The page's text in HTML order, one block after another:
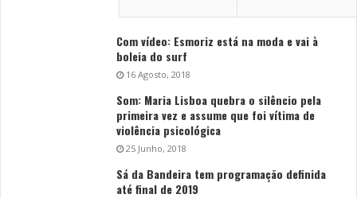
Com vídeo: Esmoriz está na moda e vai à
boleia do surf
16 Agosto, 2018
Som: Maria Lisboa quebra o silêncio pela
primeira vez e assume que foi vítima de
violência psicológica
25 Junho, 2018
Sá da Bandeira tem programação definida
até final de 2019